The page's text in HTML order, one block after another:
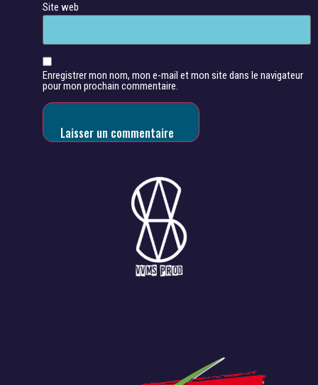
Site web
Enregistrer mon nom, mon e-mail et mon site dans le navigateur
pour mon prochain commentaire.